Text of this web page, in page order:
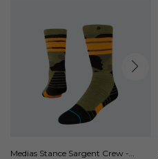
Medias Stance Sargent Crew -